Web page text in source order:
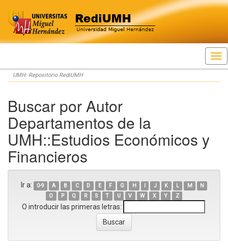
Skip
navigation
UMH: Repositorio RediUMH
Buscar por Autor
Departamentos de la
UMH::Estudios Económicos y
Financieros
Ir a: 0-9 A B C D E F G H I J K L M
N
O
P Q R S T U V W X Y Z
O introducir las primeras letras: